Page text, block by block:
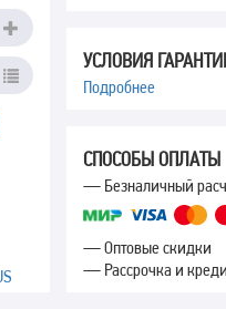
УСЛОВИЯ
Подробнее
СПОСОБЫ ОПЛАТЫ
— Безналичный
— Оптовые скидки
— Рассрочка и